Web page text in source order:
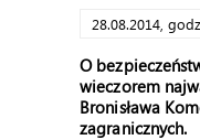
28.08.2014,
O
wieczorem
Bronisława
zagranicznych.